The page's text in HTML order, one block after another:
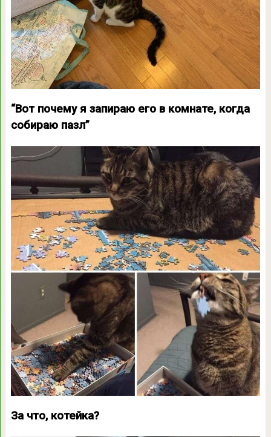
“Вот почему я запираю его в комнате, когда
собираю пазл”
За что, котейка?